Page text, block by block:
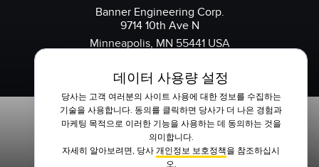
Banner Engineering Corp.
9714 10th Ave N
Minneapolis, MN 55441 USA
데이터 사용량 설정
당사는 고객 여러분의 사이트 사용에 대한 정보를 수집하는
기술을 사용합니다. 동의를 클릭하면 당사가 더 나은 경험과
마케팅 목적으로 이러한 기능을 사용하는 데 동의하는 것을
의미합니다.
자세히 알아보려면, 당사 개인정보 보호정책을 참조하십시
오.